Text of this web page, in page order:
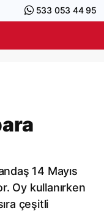
533 053 44 95
14 Mayıs
Oy kullanırken
çeşitli